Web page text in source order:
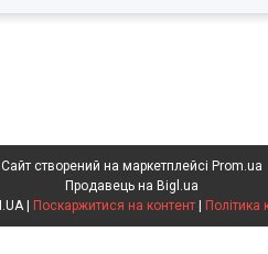
Сайт створений на маркетплейсі Prom.ua
Продавець на Bigl.ua
Поскаржитися на контент Політика